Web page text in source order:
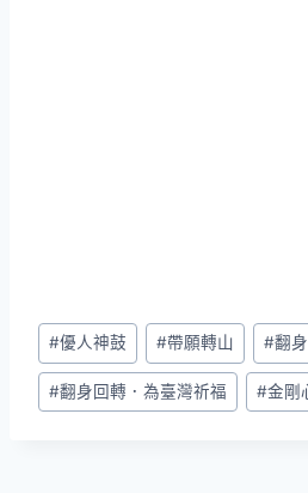
Post
Tags:
#優人神鼓 #帶願轉山 #翻
#翻身回轉．為臺灣祈福 #金剛